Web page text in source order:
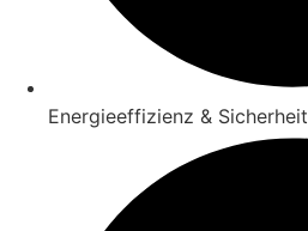
Energieeffizienz & Sicherheit